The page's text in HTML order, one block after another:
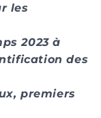
les
2023 à
des
premiers